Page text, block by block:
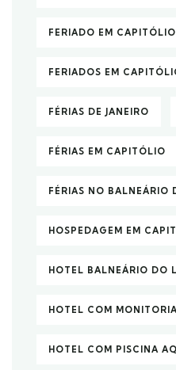
FERIADO EM
FERIADOS EM
FÉRIAS DE JANEIRO
FÉRIAS EM CAPITÓLIO
FÉRIAS NO BALNEÁRIO
HOSPEDAGEM EM
HOTEL BALNEÁRIO DO
HOTEL COM
HOTEL COM PISCINA